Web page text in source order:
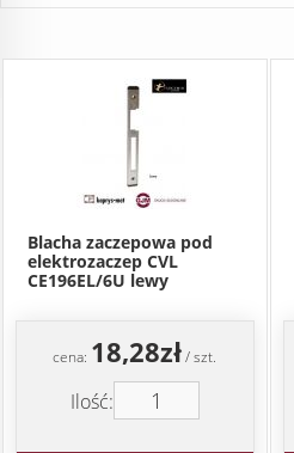
Blacha zaczepowa pod
elektrozaczep CVL
CE196EL/6U lewy
cena: 18,28zł/ szt.
Ilość: